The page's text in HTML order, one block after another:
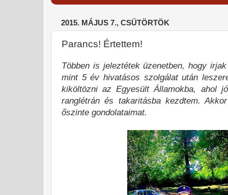
2015. MÁJUS 7., CSÜTÖRTÖK
Parancs! Értettem!
Többen is jeleztétek üzenetben, hogy
mint 5 év hivatásos szolgálat után
kiköltözni az Egyesült Államokba, ahol
ranglétrán és takaritásba kezdtem.
őszinte gondolataimat.